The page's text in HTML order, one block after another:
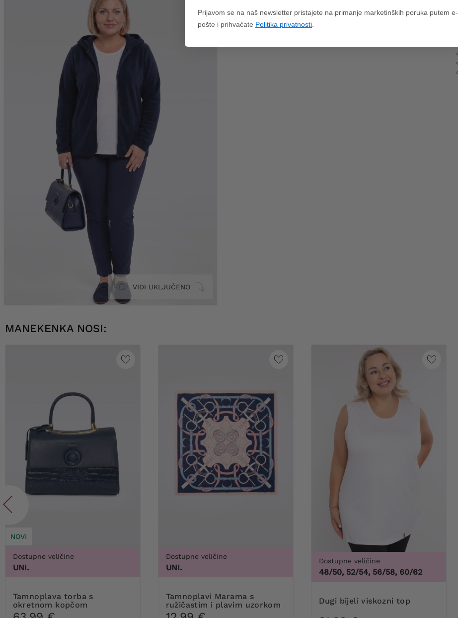
VIDI UKLJUČENO
MANEKENKA NOSI:
NOVI
Dostupne veličine
UNI.
Tamnoplava torba s
okretnom kopčom
Dostupne veličine
UNI.
Tamnoplavi Marama s
ružičastim i plavim uzorkom
Dostupne veličine
48/50, 52/54, 56/58, 60/62
Dugi bijeli viskozni top
Prijavom se na naš newsletter pristajete na primanje marketinških poruka putem e-
pošte i prihvaćate Politika privatnosti